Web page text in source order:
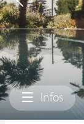
Infos